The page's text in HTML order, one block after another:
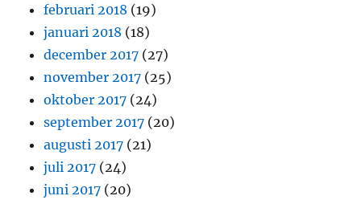
februari 2018 (19)
januari 2018 (18)
december 2017 (27)
november 2017 (25)
oktober 2017 (24)
september 2017 (20)
augusti 2017 (21)
juli 2017 (24)
juni 2017 (20)